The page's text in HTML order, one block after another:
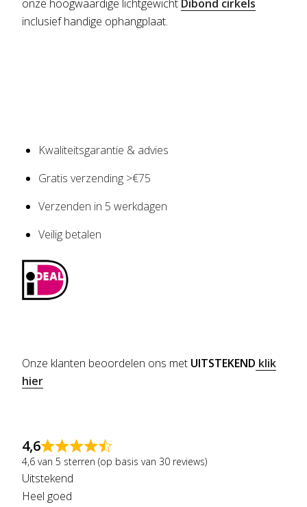
onze hoogwaardige lichtgewicht Dibond cirkels
inclusief handige ophangplaat.
Kwaliteitsgarantie & advies
Gratis verzending >€75
Verzenden in 5 werkdagen
Veilig betalen
Onze klanten beoordelen ons met UITSTEKEND klik
hier
4,6
4,6 van 5 sterren (op basis van 30 reviews)
Uitstekend
Heel goed